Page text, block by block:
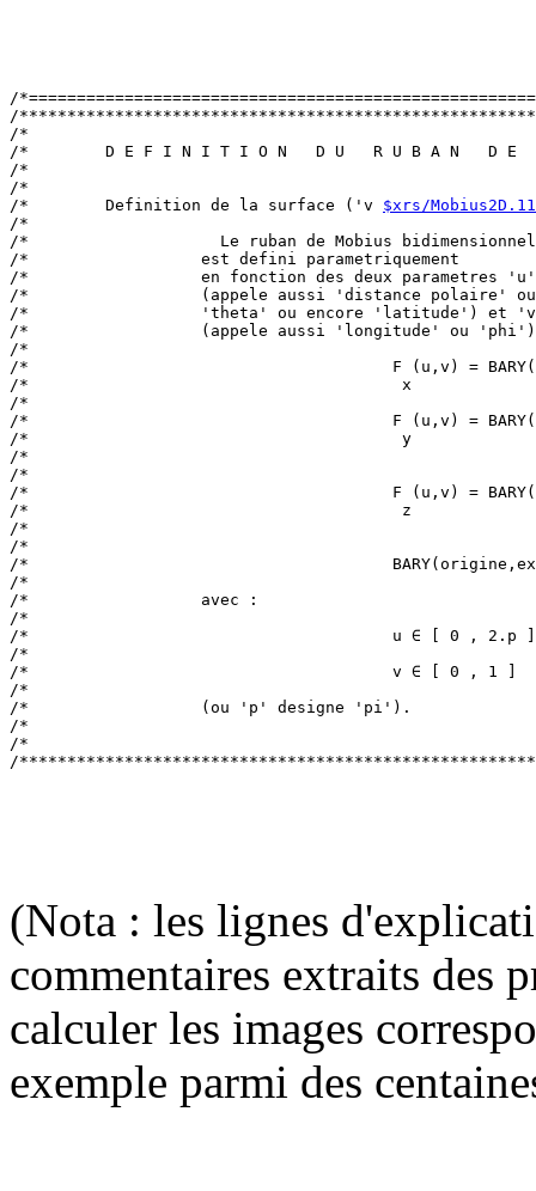
/
/
/*
/*        D E F I N I T I O N   D U   R U B A N
/*
/*
/*        Definition de la surface ('v $xrs/
/*
/*                    Le ruban de Mobius
/*                  est defini
/*                  en fonction des deux
/*                  (appele aussi 'distance
/*                  'theta' ou encore
/*                  (appele aussi 'longitude'
/*
/*                                      F (u,v) =
/*                                       x
/*
/*                                      F (u,v) =
/*                                       y
/*
/*
/*                                      F (u,v) =
/*                                       z
/*
/*
/*
/*
/*                  avec :
/*
/*                                      u ∈ [ 0 ,
/*
/*                                      v ∈ [ 0 ,
/*
/*                  (ou 'p' designe 'pi').
/*
/*
(Nota : les lignes
commentaires extraits des
calculer les images
exemple parmi des